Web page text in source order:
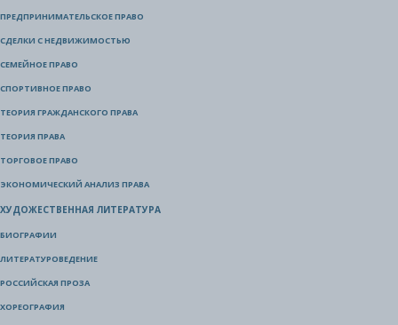
ПРЕДПРИНИМАТЕЛЬСКОЕ ПРАВО
СДЕЛКИ С НЕДВИЖИМОСТЬЮ
СЕМЕЙНОЕ ПРАВО
СПОРТИВНОЕ ПРАВО
ТЕОРИЯ ГРАЖДАНСКОГО ПРАВА
ТЕОРИЯ ПРАВА
ТОРГОВОЕ ПРАВО
ЭКОНОМИЧЕСКИЙ АНАЛИЗ ПРАВА
ХУДОЖЕСТВЕННАЯ ЛИТЕРАТУРА
БИОГРАФИИ
ЛИТЕРАТУРОВЕДЕНИЕ
РОССИЙСКАЯ ПРОЗА
ХОРЕОГРАФИЯ